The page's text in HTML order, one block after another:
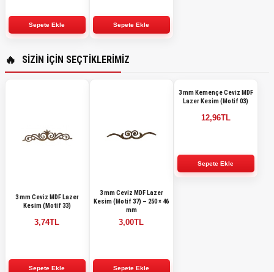
SIZIN IÇIN SEÇTIKLERIMIZ
3 mm Ceviz MDF Lazer
Kesim (Motif 33)
3,74TL
3 mm Ceviz MDF Lazer
Kesim (Motif 37) – 250 × 46
mm
3,00TL
3 mm Kemençe Ceviz MDF
Lazer Kesim (Motif 03)
12,96TL